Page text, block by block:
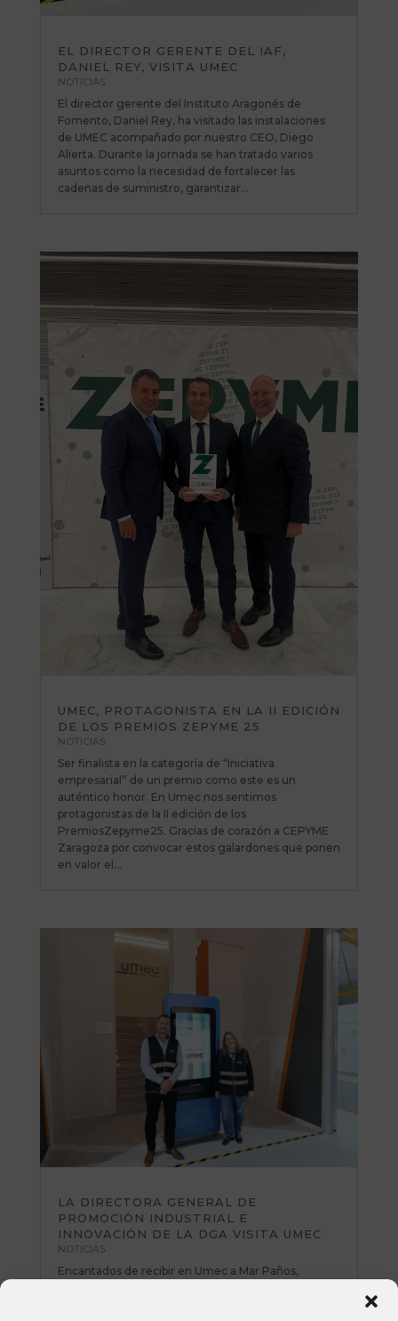
EL DIRECTOR GERENTE DEL IAF,
DANIEL REY, VISITA UMEC
NOTICIAS
El director gerente del Instituto Aragonés de
Fomento, Daniel Rey, ha visitado las instalaciones
de UMEC acompañado por nuestro CEO, Diego
Alierta. Durante la jornada se han tratado varios
asuntos como la necesidad de fortalecer las
cadenas de suministro, garantizar...
UMEC, PROTAGONISTA EN LA II EDICIÓN
DE LOS PREMIOS ZEPYME 25
NOTICIAS
Ser finalista en la categoría de “Iniciativa
empresarial” de un premio como este es un
auténtico honor. En Umec nos sentimos
protagonistas de la II edición de los
PremiosZepyme25. Gracias de corazón a CEPYME
Zaragoza por convocar estos galardones que ponen
en valor el...
LA DIRECTORA GENERAL DE
PROMOCIÓN INDUSTRIAL E
INNOVACIÓN DE LA DGA VISITA UMEC
NOTICIAS
Encantados de recibir en Umec a Mar Paños,